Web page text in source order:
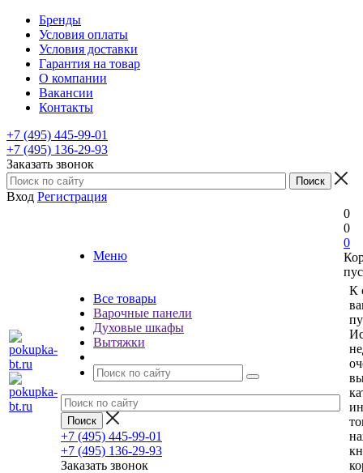
Бренды
Условия оплаты
Условия доставки
Гарантия на товар
О компании
Вакансии
Контакты
+7 (495) 445-99-01
+7 (495) 136-29-93
Заказать звонок
Вход Регистрация
Меню
Все товары
Варочные панели
Духовые шкафы
Вытяжки
+7 (495) 445-99-01
+7 (495) 136-29-93
Заказать звонок
0
0
0
К